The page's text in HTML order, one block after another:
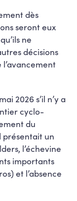
dès
seront eux
ne
décisions
2026 s’il n’y a
cyclo-
du
présentait un
l’échevine
importants
et l’absence